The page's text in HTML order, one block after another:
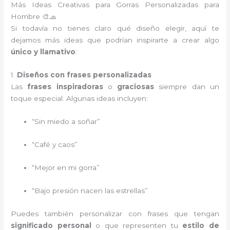
Más Ideas Creativas para Gorras Personalizadas para
Hombre 🎨🧢
Si todavía no tienes claro qué diseño elegir, aquí te
dejamos más ideas que podrían inspirarte a crear algo
único y llamativo:
1. Diseños con frases personalizadas
Las frases inspiradoraso graciosas siempre dan un
toque especial. Algunas ideas incluyen:
“Sin miedo a soñar”
“Café y caos”
“Mejor en mi gorra”
“Bajo presión nacen las estrellas”
Puedes también personalizar con frases que tengan
significado personal
o que representen tu estilo de